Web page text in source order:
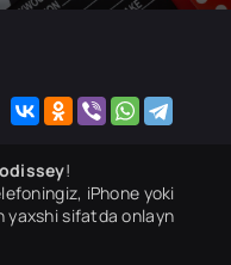
!
iPhone yoki
yaxshi sifatda onlayn